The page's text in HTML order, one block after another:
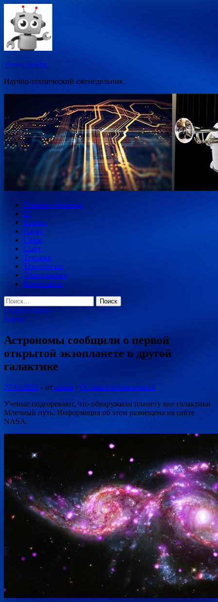
Перейти
содержимому
Техно Центр.
Научно-технический еженедельник.
Главная страница
IT
Космос
Наука
Связь
Софт
Техника
Технологии
Электроника
Карта сайта
Найти:
Главное меню
Наука
Астрономы сообщили о первой
открытой экзопланете в другой
галактике
27.10.2021 - от admin - Оставьте комментарий
Ученые подозревают, что обнаружили планету вне галактики
Млечный путь. Информация об этом размещена на сайте
NASA.